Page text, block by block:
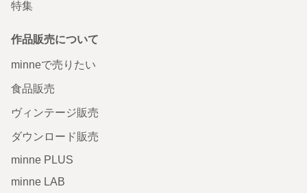
特集
作品販売について
minneで売りたい
食品販売
ヴィンテージ販売
ダウンロード販売
minne PLUS
minne LAB